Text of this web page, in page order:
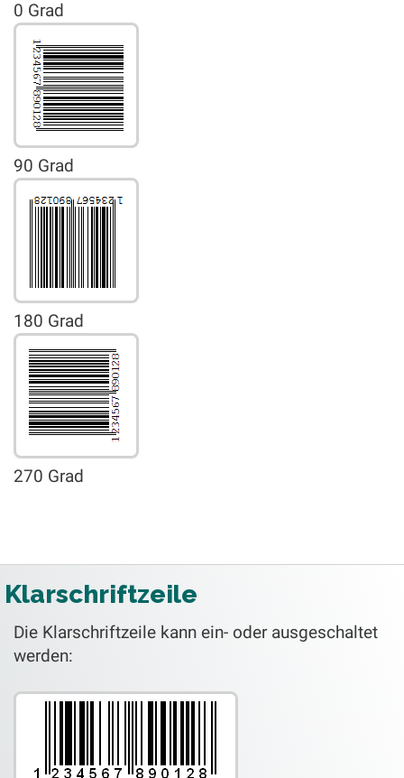
0 Grad
90 Grad
180 Grad
270 Grad
Klarschriftzeile
Die Klarschriftzeile kann ein- oder ausgeschaltet
werden: